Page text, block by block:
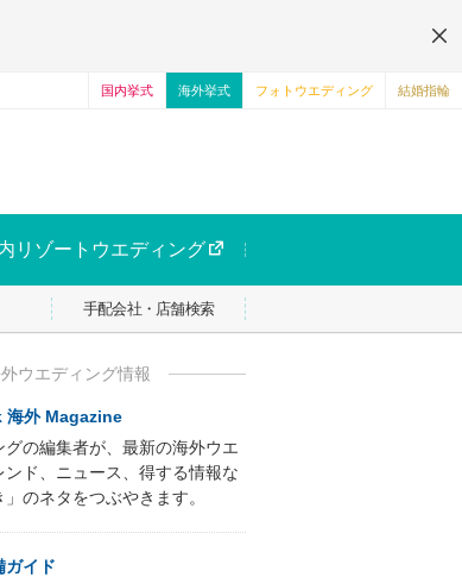
国内挙式 海外挙式 フォトウエディング 結婚指輪
リゾートウエディング
手配会社・店舗検索
ウエディング情報
外 Magazine
グの編集者が、最新の海外ウエ
ンド、ニュース、得する情報な
のネタをつぶやきます。
ガイド